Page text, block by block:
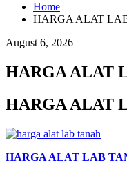
Home
HARGA ALAT
August 6, 2026
HARGA ALAT
HARGA ALAT
HARGA ALAT LAB